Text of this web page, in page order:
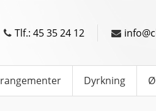
Tlf.: 45 35 24 12
Dyrkning